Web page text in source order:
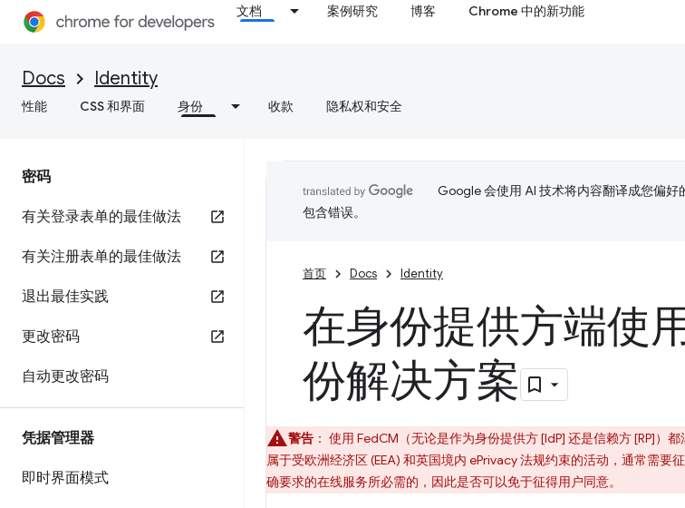
文档 案例研究 博客 Chrome 中的新功能
Docs Identity
性能 CSS 和界面 身份 收款 隐私权和安全
密码
有关登录表单的最佳做法
有关注册表单的最佳做法
退出最佳实践
更改密码
自动更改密码
凭据管理器
即时界面模式
Google 会使用 AI 技术将内容翻译成您偏好
包含错误。
首页 Docs Identity
在身份提供方端使
份解决方案
警告 ： 使用 FedCM（无论是作为身份提供方 [IdP] 还是信赖方 [RP]）
属于受欧洲经济区 (EEA) 和英国境内 ePrivacy 法规约束的活动，通常需
确要求的在线服务所必需的，因此是否可以免于征得用户同意。